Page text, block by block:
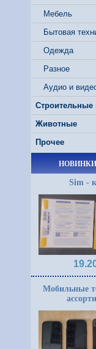
Мебель
Бытовая
Одежда
Разное
Аудио и
Строительные
Животные
Прочее
НОВИНКИ
Sim -
Мобильные